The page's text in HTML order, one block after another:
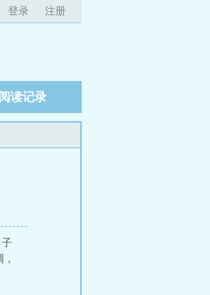
登录 注册
阅读记录